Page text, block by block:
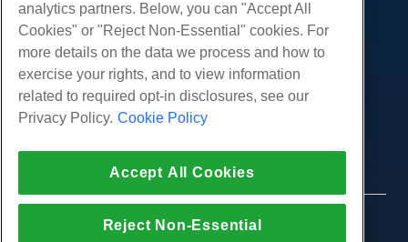
Hébergement Web
Hébergement professionnel
Revendeur Hébergeur
Revendeur en marque blanche
Géré Linux VPS
Linux non gérés VPS
Windows gérés VPS
Windows non géré VPS
Serveurs Cloud
Équilibreurs de charge
Prestations de service
Migrations de sites Web
Communauté
Documentation produit
Tutoriels
Compagnie
À propos de nous
Centres de données
presse
Politique de confidentialité
Forces de l'ordre
Accord d'affiliation
Chat en direct avec nous
© 2010-2026 Hostwinds, une HostPapa Inc.
entreprise.
analytics partners. Below, you can "Accept All
Cookies" or "Reject Non-Essential" cookies. For
more details on the data we process and how to
exercise your rights, and to view information
related to required opt-in disclosures, see our
Privacy Policy. Cookie Policy
Accept All Cookies
Reject Non-Essential